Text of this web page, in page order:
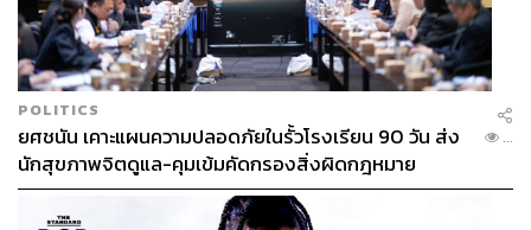
POLITICS
ยศชนัน เคาะแผนความปลอดภัยในรั้วโรงเรียน 90 วัน ส่ง
นักสุขภาพจิตดูแล-คุมเข้มคัดกรองสิ่งผิดกฎหมาย
...